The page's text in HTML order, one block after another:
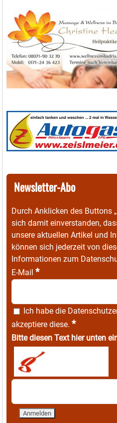
Newsletter-Abo
Durch Anklicken des Buttons
sich damit einverstanden,
unsere aktuellen Artikel und
können sich jederzeit von
Informationen zum
E-Mail *
Ich habe die
akzeptiere diese. *
Bitte diesen Text hier unten